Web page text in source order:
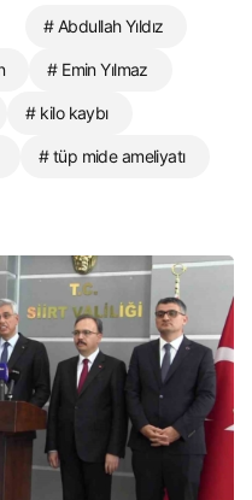
# Abdullah Yıldız
# Emin Yılmaz
# kilo kaybı
# tüp mide ameliyatı